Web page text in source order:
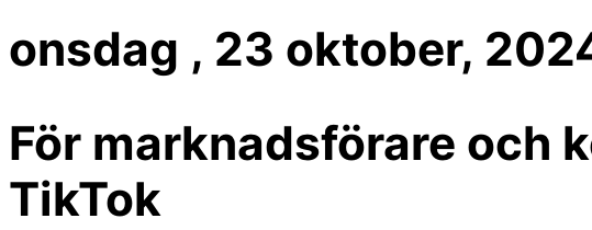
onsdag , 23 oktober,
För marknadsförare och
TikTok